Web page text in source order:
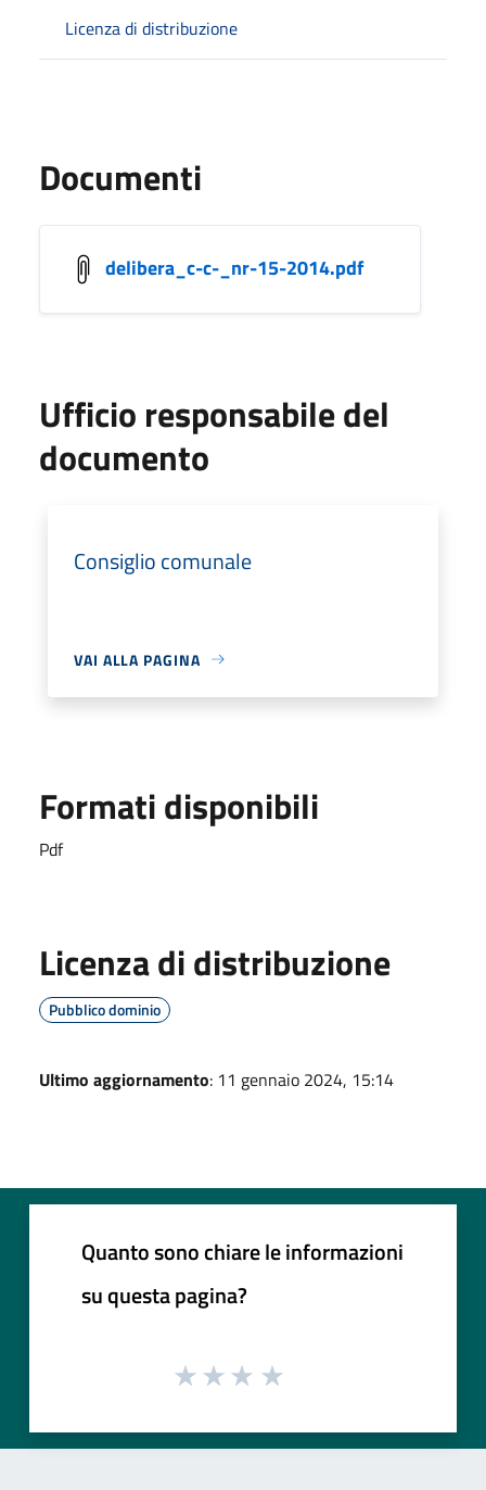
Licenza di distribuzione
Documenti
delibera_c-c-_nr-15-2014.pdf
Ufficio responsabile del
documento
Consiglio comunale
VAI ALLA PAGINA
Formati disponibili
Pdf
Licenza di distribuzione
Pubblico dominio
Ultimo aggiornamento: 11 gennaio 2024, 15:14
Quanto sono chiare le informazioni
su questa pagina?